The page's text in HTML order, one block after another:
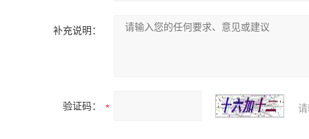
补充说明：
验证码：